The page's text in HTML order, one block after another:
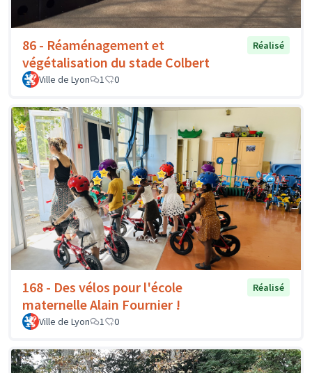
86 - Réaménagement et
végétalisation du stade Colbert
Réalisé
Ville de Lyon 1 0
168 - Des vélos pour l'école
maternelle Alain Fournier !
Réalisé
Ville de Lyon 1 0